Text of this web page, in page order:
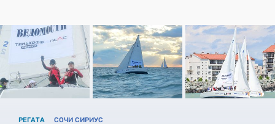
РЕГАТА СОЧИ СИРИУС